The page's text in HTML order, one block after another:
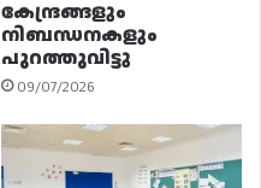
കേന്ദ്രങ്ങളും
നിബന്ധനകളും
പുറത്തുവിട്ടു
09/07/2026